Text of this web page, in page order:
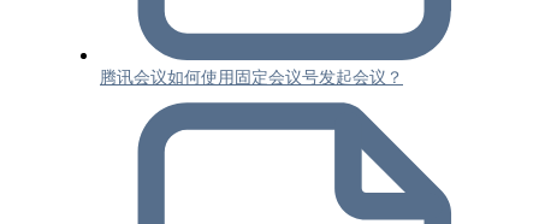
腾讯会议如何使用固定会议号发起会议？